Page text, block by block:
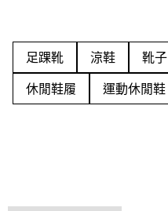
足踝靴 涼鞋 靴子
休閒鞋履
運動休閒鞋